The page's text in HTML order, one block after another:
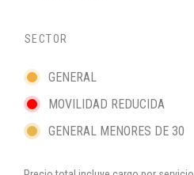
SECTOR
GENERAL
MOVILIDAD REDUCIDA
GENERAL MENORES DE 30